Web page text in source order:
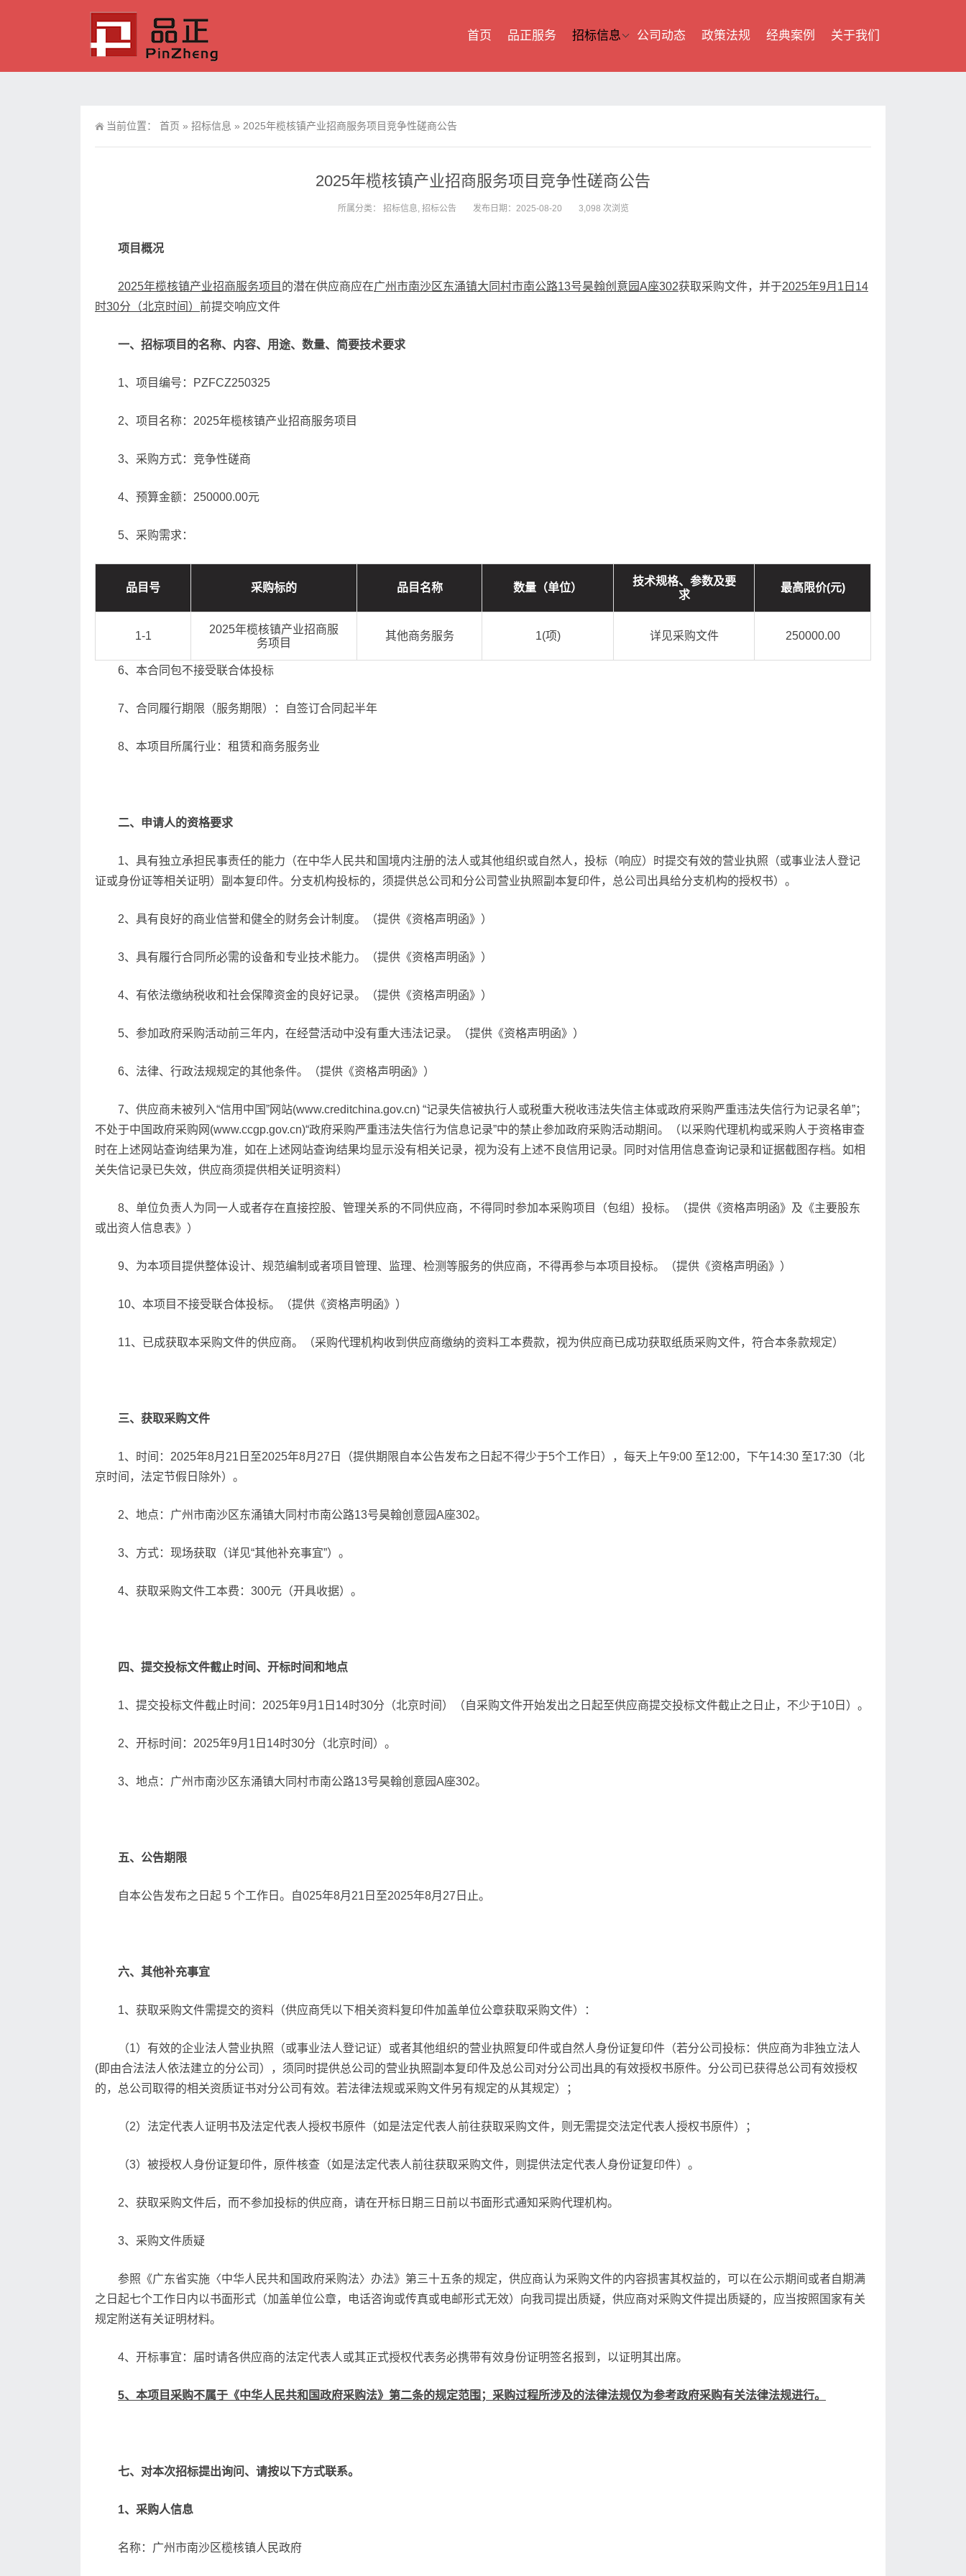
首页 品正服务 招标信息 公司动态 政策法规 经典案例 关于我们
当前位置： 首页 » 招标信息 » 2025年榄核镇产业招商服务项目竞争性磋商公告
2025年榄核镇产业招商服务项目竞争性磋商公告
所属分类： 招标信息, 招标公告 发布日期：2025-08-20 3,098 次浏览
项目概况
2025年榄核镇产业招商服务项目 的潜在供应商应在广州市南沙区东涌镇大同村市南公路13号昊翰创意园A座302获取采购文件，并于2025年9月 1 日 14
时30分（北京时间） 前提交响应文件
一、招标项目的名称、内容、用途、数量、简要技术要求
1、项目编号：PZFCZ250325
2、项目名称：2025年榄核镇产业招商服务项目
3、采购方式：竞争性磋商
4、预算金额：250000.00元
5、采购需求：
品目号 采购标的 品目名称 数量（单位）
技术规格、参数及要
求
最高限价(元)
1-1
2025年榄核镇产业招商服
务项目
其他商务服务 1(项) 详见采购文件 250000.00
6、本合同包不接受联合体投标
7、合同履行期限（服务期限）：自签订合同起半年
8、本项目所属行业：租赁和商务服务业
二、申请人的资格要求
1、具有独立承担民事责任的能力（在中华人民共和国境内注册的法人或其他组织或自然人，投标（响应）时提交有效的营业执照（或事业法人登记
证或身份证等相关证明）副本复印件。分支机构投标的，须提供总公司和分公司营业执照副本复印件，总公司出具给分支机构的授权书）。
2、具有良好的商业信誉和健全的财务会计制度。（提供《资格声明函》）
3、具有履行合同所必需的设备和专业技术能力。（提供《资格声明函》）
4、有依法缴纳税收和社会保障资金的良好记录。（提供《资格声明函》）
5、参加政府采购活动前三年内，在经营活动中没有重大违法记录。（提供《资格声明函》）
6、法律、行政法规规定的其他条件。（提供《资格声明函》）
7、供应商未被列入“信用中国”网站(www.creditchina.gov.cn) “记录失信被执行人或税重大税收违法失信主体或政府采购严重违法失信行为记录名单”；
不处于中国政府采购网(www.ccgp.gov.cn)“政府采购严重违法失信行为信息记录”中的禁止参加政府采购活动期间。（以采购代理机构或采购人于资格审查
时在上述网站查询结果为准，如在上述网站查询结果均显示没有相关记录，视为没有上述不良信用记录。同时对信用信息查询记录和证据截图存档。如相
关失信记录已失效，供应商须提供相关证明资料）
8、单位负责人为同一人或者存在直接控股、管理关系的不同供应商，不得同时参加本采购项目（包组）投标。（提供《资格声明函》及《主要股东
或出资人信息表》）
9、为本项目提供整体设计、规范编制或者项目管理、监理、检测等服务的供应商，不得再参与本项目投标。（提供《资格声明函》）
10、本项目不接受联合体投标。（提供《资格声明函》）
11、已成获取本采购文件的供应商。（采购代理机构收到供应商缴纳的资料工本费款，视为供应商已成功获取纸质采购文件，符合本条款规定）
三、获取采购文件
1、时间：2025年8月21日至2025年8月27日（提供期限自本公告发布之日起不得少于5个工作日），每天上午9:00 至12:00，下午14:30 至17:30（北
京时间，法定节假日除外）。
2、地点：广州市南沙区东涌镇大同村市南公路13号昊翰创意园A座302。
3、方式：现场获取（详见“其他补充事宜”）。
4、获取采购文件工本费：300元（开具收据）。
四、提交投标文件截止时间、开标时间和地点
1、提交投标文件截止时间：2025年9月1日14时30分（北京时间）（自采购文件开始发出之日起至供应商提交投标文件截止之日止，不少于10日）。
2、开标时间：2025年9月1日14时30分（北京时间）。
3、地点：广州市南沙区东涌镇大同村市南公路13号昊翰创意园A座302。
五、公告期限
自本公告发布之日起 5 个工作日。自025年8月21日至2025年8月27日止。
六、其他补充事宜
1、获取采购文件需提交的资料（供应商凭以下相关资料复印件加盖单位公章获取采购文件）：
（1）有效的企业法人营业执照（或事业法人登记证）或者其他组织的营业执照复印件或自然人身份证复印件（若分公司投标：供应商为非独立法人
(即由合法法人依法建立的分公司），须同时提供总公司的营业执照副本复印件及总公司对分公司出具的有效授权书原件。分公司已获得总公司有效授权
的，总公司取得的相关资质证书对分公司有效。若法律法规或采购文件另有规定的从其规定）；
（2）法定代表人证明书及法定代表人授权书原件（如是法定代表人前往获取采购文件，则无需提交法定代表人授权书原件）；
（3）被授权人身份证复印件，原件核查（如是法定代表人前往获取采购文件，则提供法定代表人身份证复印件）。
2、获取采购文件后，而不参加投标的供应商，请在开标日期三日前以书面形式通知采购代理机构。
3、采购文件质疑
参照《广东省实施〈中华人民共和国政府采购法〉办法》第三十五条的规定，供应商认为采购文件的内容损害其权益的，可以在公示期间或者自期满
之日起七个工作日内以书面形式（加盖单位公章，电话咨询或传真或电邮形式无效）向我司提出质疑，供应商对采购文件提出质疑的，应当按照国家有关
规定附送有关证明材料。
4、开标事宜：届时请各供应商的法定代表人或其正式授权代表务必携带有效身份证明签名报到，以证明其出席。
5、本项目采购不属于《中华人民共和国政府采购法》第二条的规定范围；采购过程所涉及的法律法规仅为参考政府采购有关法律法规进行。
七、对本次招标提出询问、请按以下方式联系。
1、采购人信息
名称：广州市南沙区榄核镇人民政府